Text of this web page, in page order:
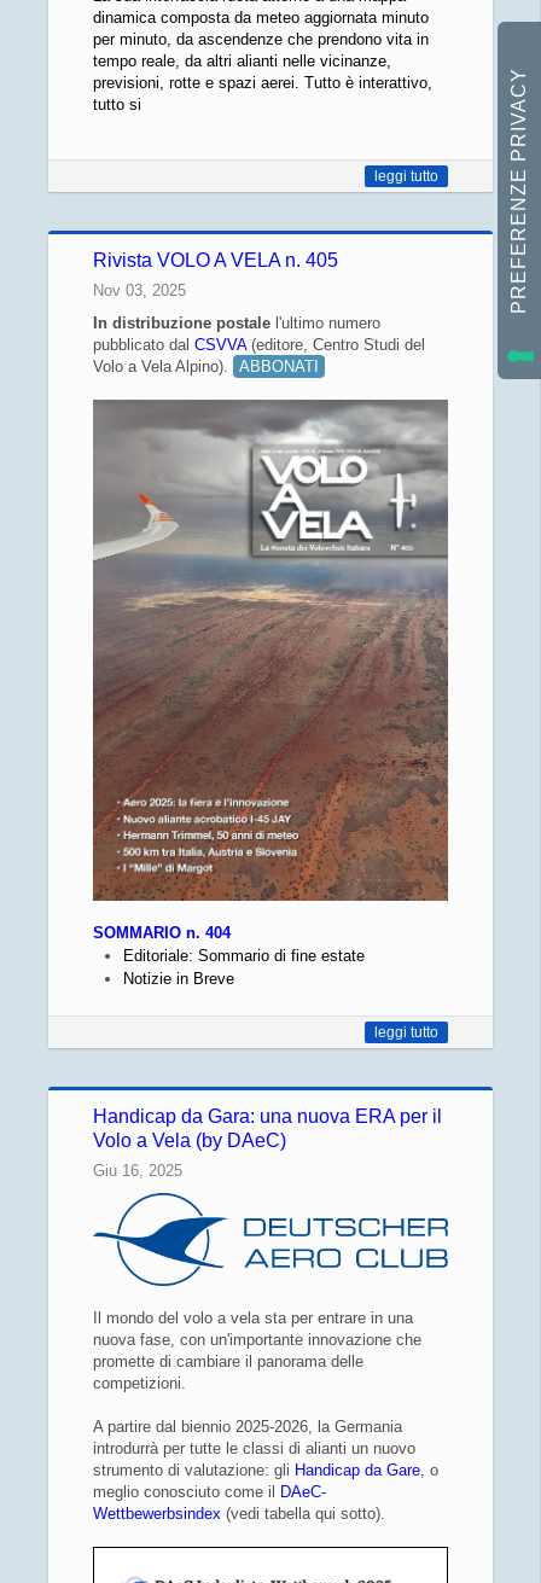
dinamica composta da meteo aggiornata minuto
per minuto, da ascendenze che prendono vita in
tempo reale, da altri alianti nelle vicinanze,
previsioni, rotte e spazi aerei. Tutto è interattivo,
tutto si
leggi tutto
Rivista VOLO A VELA n. 405
Nov 03, 2025
In distribuzione postalel'ultimo numero
pubblicato dal CSVVA(editore, Centro Studi del
Volo a Vela Alpino).
ABBONATI
SOMMARIO n. 404
Editoriale: Sommario di fine estate
Notizie in Breve
leggi tutto
Handicap da Gara: una nuova ERA per il
Volo a Vela (by DAeC)
Giu 16, 2025
Il mondo del volo a vela sta per entrare in una
nuova fase, con un'importante innovazione che
promette di cambiare il panorama delle
competizioni.
A partire dal biennio 2025-2026, la Germania
introdurrà per tutte le classi di alianti un nuovo
strumento di valutazione: gli Handicap da Gare, o
meglio conosciuto come il DAeC-
Wettbewerbsindex (vedi tabella qui sotto).